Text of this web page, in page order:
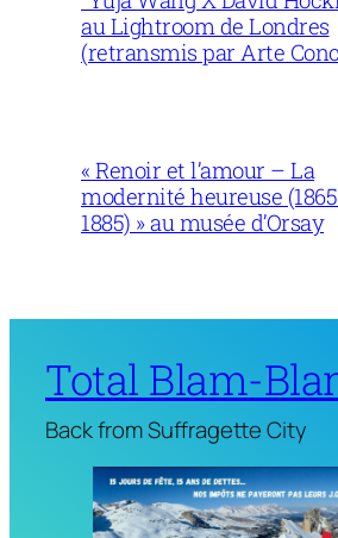
au Lightroom de Londres
(retransmis par Arte
« Renoir et l’amour – La
modernité heureuse
1885) » au musée d’Orsay
Total Blam-
Back from Suffragette City